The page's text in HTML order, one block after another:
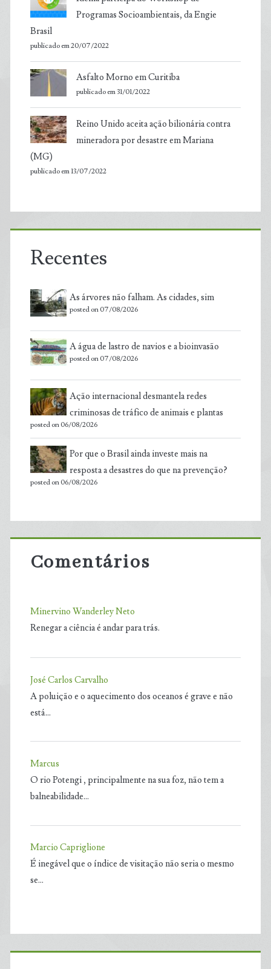
Programas Socioambientais, da Engie
Brasil
publicado em 20/07/2022
Asfalto Morno em Curitiba
publicado em 31/01/2022
Reino Unido aceita ação bilionária contra
mineradora por desastre em Mariana
(MG)
publicado em 13/07/2022
Recentes
As árvores não falham. As cidades, sim
posted on 07/08/2026
A água de lastro de navios e a bioinvasão
posted on 07/08/2026
Ação internacional desmantela redes
criminosas de tráfico de animais e plantas
posted on 06/08/2026
Por que o Brasil ainda investe mais na
resposta a desastres do que na prevenção?
posted on 06/08/2026
Comentários
Minervino Wanderley Neto
Renegar a ciência é andar para trás.
José Carlos Carvalho
A poluição e o aquecimento dos oceanos é grave e não
está…
Marcus
O rio Potengi , principalmente na sua foz, não tem a
balneabilidade…
Marcio Capriglione
É inegável que o índice de visitação não seria o mesmo
se…